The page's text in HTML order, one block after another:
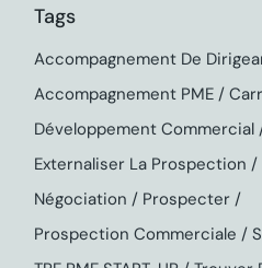
Tags
Accompagnement De
Accompagnement PME
Développement Commercial
Externaliser La Prospection
Négociation
Prospecter
Prospection Commerciale